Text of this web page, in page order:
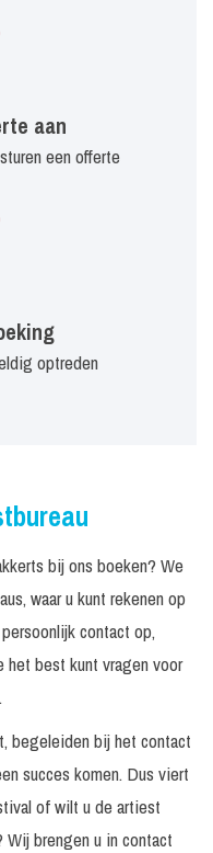
aan
een offerte
optreden
bij ons boeken? We
waar u kunt rekenen op
contact op,
het best kunt vragen voor
begeleiden bij het contact
succes komen. Dus viert
of wilt u de artiest
brengen u in contact